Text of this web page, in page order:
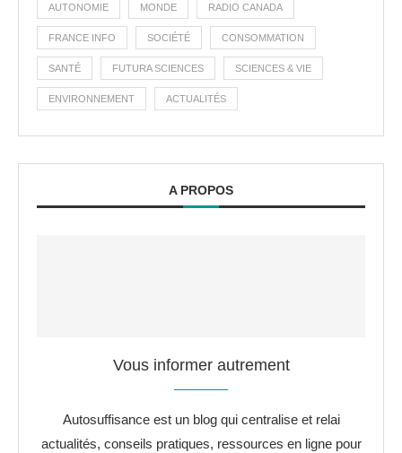
AUTONOMIE MONDE RADIO CANADA
FRANCE INFO SOCIÉTÉ CONSOMMATION
SANTÉ FUTURA SCIENCES SCIENCES & VIE
ENVIRONNEMENT ACTUALITÉS
A PROPOS
Vous informer autrement
Autosuffisance est un blog qui centralise et relai
actualités, conseils pratiques, ressources en ligne pour